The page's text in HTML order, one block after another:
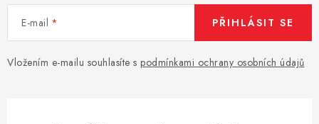
E-mail
Vložením e-mailu souhlasíte s podmínkami ochrany osobních údajů
PŘIHLÁSIT SE